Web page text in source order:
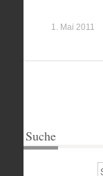
1. Mai 2011
Suche